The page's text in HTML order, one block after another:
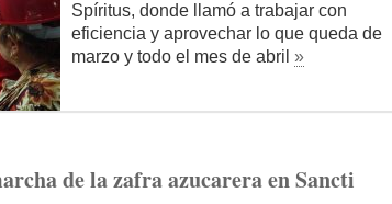
Spíritus, donde llamó a trabajar con
eficiencia y aprovechar lo que queda de
marzo y todo el mes de abril »
de la zafra azucarera en Sancti